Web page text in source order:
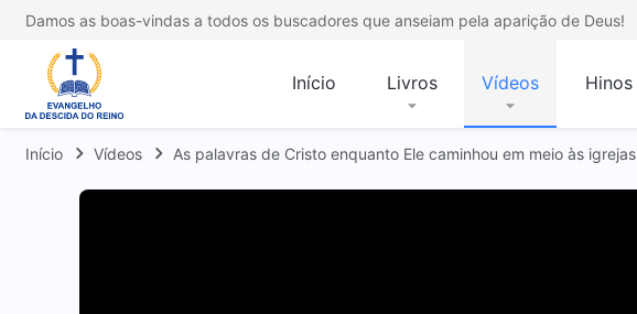
Damos as boas-vindas a todos os buscadores que anseiam pela aparição de Deus!
Início Livros Vídeos Hinos
Início Vídeos As palavras de Cristo enquanto Ele caminhou em meio às igrejas